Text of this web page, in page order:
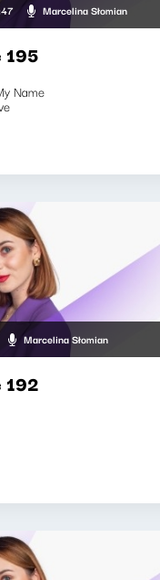
Marcelina Słomian
195
Name
Marcelina Słomian
192